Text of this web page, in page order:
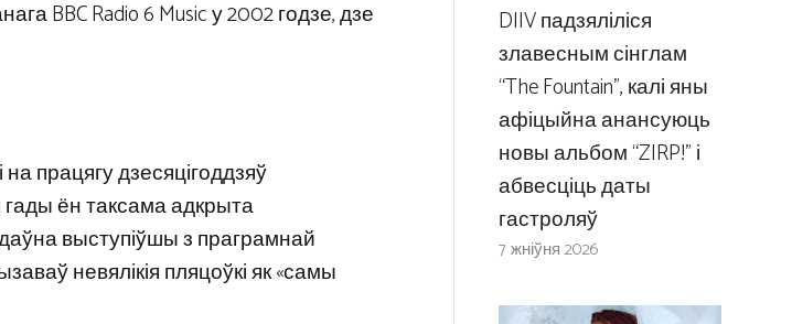
BBC Radio 6 Music у 2002 годзе, дзе
працягу дзесяцігоддзяў
гады ён таксама адкрыта
выступіўшы з праграмнай
невялікія пляцоўкі як «самы
DIIV падзяліліся
злавесным сінглам
“The Fountain”, калі яны
афіцыйна анансуюць
новы альбом “ZIRP!” і
абвесціць даты
гастроляў
7 жніўня 2026